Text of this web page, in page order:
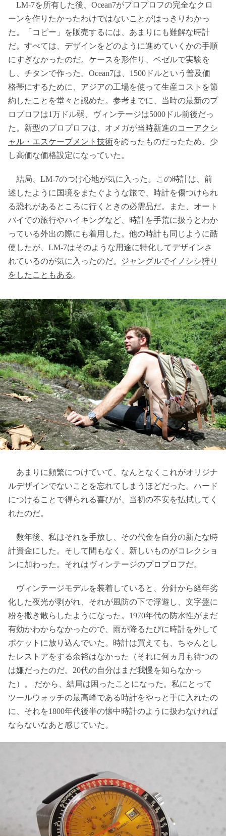
LM-7を所有した後、Ocean7がプロプロフの完全なクロ
ーンを作りたかったわけではないことがはっきりわかっ
た。「コピー」を販売するには、あまりにも難解な時計
だ。すべては、デザインをどのように進めていくかの手順
にすぎなかったのだ。ケースを形作り、ベゼルで実験を
し、チタンで作った。Ocean7は、1500ドルという普及価
格帯にするために、アジアの工場を使って生産コストを節
約したことを堂々と認めた。参考までに、当時の最新のプ
ロプロフは1万ドル弱、ヴィンテージは5000ドル前後だっ
た。新型のプロプロフは、オメガが当時新進のコーアクシ
ャル・エスケープメント技術を誇ったものだったため、少
し高価な価格設定になっていた。
結局、LM-7のつけ心地が気に入った。この時計は、前
述したように国境をまたぐような旅で、時計を傷つけられ
る恐れがあるところに行くときの必需品だ。また、オート
バイでの旅行やハイキングなど、時計を手荒に扱うとわか
っている外出の際にも着用した。他の時計も同じように酷
使したが、LM-7はそのような用途に特化してデザインさ
れているのが気に入ったのだ。
ジャングルでイノシシ狩り
をしたこともある 。
あまりに頻繁につけていて、なんとなくこれがオリジナ
ルデザインでないことを忘れてしまうほどだった。ハード
につけることで得られる喜びが、当初の不安を払拭してく
れたのだ。
数年後、私はそれを手放し、その代金を自分の新たな時
計資金にした。そして間もなく、新しいものがコレクショ
ンに加わった。それはヴィンテージのプロプロフだ。
ヴィンテージモデルを装着していると、分針から経年劣
化した夜光が剥がれ、それが風防の下で浮遊し、文字盤に
粉を撒き散らしたようになった。1970年代の防水性がまだ
有効かわからなかったので、雨が降るたびに時計を外して
ポケットに放り込んでいた。時計は買えても、ちゃんとし
たレストアをする余裕はなかった（それに何ヵ月も待つの
は嫌だったのだ。20代の自分はまだ我慢を知らなかっ
た）。 だから、結局は困ったことになった。私にとって
ツールウォッチの最高峰である時計をやっと手に入れたの
に、それを1800年代後半の懐中時計のように扱わなければ
ならないなあと感じていた。